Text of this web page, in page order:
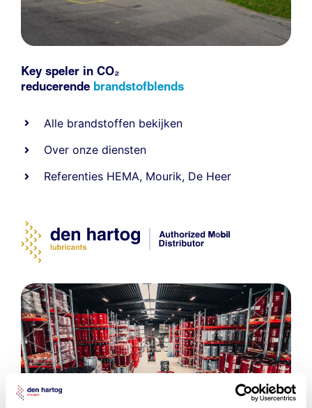
Key speler in CO₂
reducerende brandstofblends
Alle brandstoffen bekijken
Over onze diensten
Referenties HEMA, Mourik, De Heer